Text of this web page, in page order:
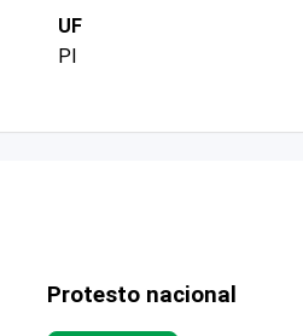
UF
PI
Protesto nacional